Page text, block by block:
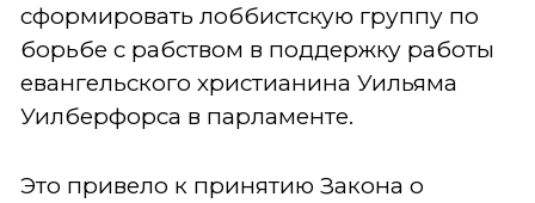
сформировать лоббистскую группу по
борьбе с рабством в поддержку работы
евангельского христианина Уильяма
Уилберфорса в парламенте.
Это привело к принятию Закона о